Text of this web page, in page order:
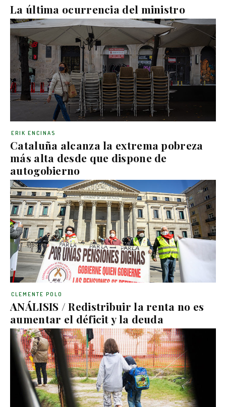
La última ocurrencia del ministro
Cataluña alcanza la extrema pobreza
más alta desde que dispone de
autogobierno
ERIK ENCINAS
ANÁLISIS / Redistribuir la renta no es
aumentar el déficit y la deuda
CLEMENTE POLO